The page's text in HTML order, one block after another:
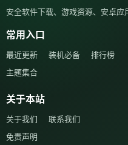
安全软件下载、游戏资源、安卓应
常用入口
最近更新 装机必备
排行榜
主题集合
关于本站
关于我们
联系我们
免责声明